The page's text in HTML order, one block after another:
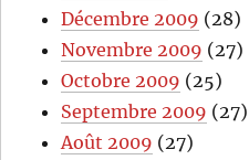
Décembre 2009 (28)
Novembre 2009 (27)
Octobre 2009 (25)
Septembre 2009 (27)
Août 2009 (27)